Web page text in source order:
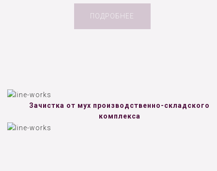
ПОДРОБНЕЕ
Зачистка от мух производственно-складского
комплекса